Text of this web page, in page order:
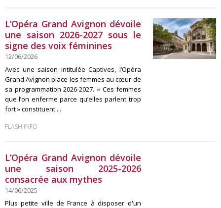
L’Opéra Grand Avignon dévoile
une saison 2026-2027 sous le
signe des voix féminines
12/06/2026
Avec une saison intitulée Captives, l’Opéra
Grand Avignon place les femmes au cœur de
sa programmation 2026-2027. « Ces femmes
que l’on enferme parce qu’elles parlent trop
fort » constituent ...
FLASH INFO
L’Opéra Grand Avignon dévoile
une saison 2025-2026
consacrée aux mythes
14/06/2025
Plus petite ville de France à disposer d'un